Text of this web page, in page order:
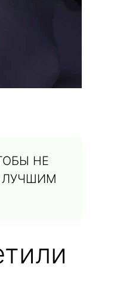
НЕ
ЛУЧШИМ